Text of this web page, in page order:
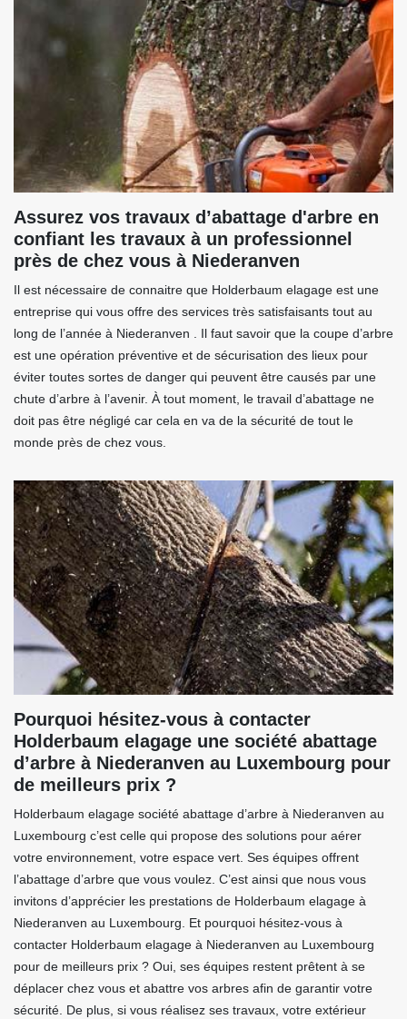
Assurez vos travaux d’abattage d'arbre en
confiant les travaux à un professionnel
près de chez vous à Niederanven
Il est nécessaire de connaitre que Holderbaum elagage est une
entreprise qui vous offre des services très satisfaisants tout au
long de l’année à Niederanven . Il faut savoir que la coupe d’arbre
est une opération préventive et de sécurisation des lieux pour
éviter toutes sortes de danger qui peuvent être causés par une
chute d’arbre à l’avenir. À tout moment, le travail d’abattage ne
doit pas être négligé car cela en va de la sécurité de tout le
monde près de chez vous.
Pourquoi hésitez-vous à contacter
Holderbaum elagage une société abattage
d’arbre à Niederanven au Luxembourg pour
de meilleurs prix ?
Holderbaum elagage société abattage d’arbre à Niederanven au
Luxembourg c’est celle qui propose des solutions pour aérer
votre environnement, votre espace vert. Ses équipes offrent
l’abattage d’arbre que vous voulez. C’est ainsi que nous vous
invitons d’apprécier les prestations de Holderbaum elagage à
Niederanven au Luxembourg. Et pourquoi hésitez-vous à
contacter Holderbaum elagage à Niederanven au Luxembourg
pour de meilleurs prix ? Oui, ses équipes restent prêtent à se
déplacer chez vous et abattre vos arbres afin de garantir votre
sécurité. De plus, si vous réalisez ses travaux, votre extérieur